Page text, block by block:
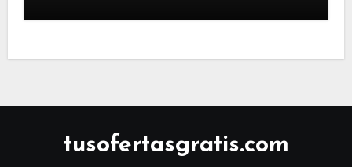
tusofertasgratis.com